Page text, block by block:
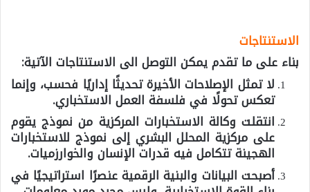
الاستنتاجات
بناء على ما تقدم يمكن التوصل الى الاستنتاجات الآتية:
لا تمثل الإصلاحات الأخيرة تحديثًا إداريًا فحسب، وإنما
تعكس تحولًا في فلسفة العمل الاستخباري.
انتقلت وكالة الاستخبارات المركزية من نموذج يقوم
على مركزية المحلل البشري إلى نموذج للاستخبارات
الهجينة تتكامل فيه قدرات الإنسان والخوارزميات.
أصبحت البيانات والبنية الرقمية عنصرًا استراتيجيًا في